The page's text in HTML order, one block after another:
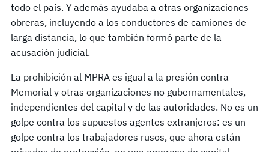
todo el país. Y además ayudaba a otras organizaciones
obreras, incluyendo a los conductores de camiones de
larga distancia, lo que también formó parte de la
acusación judicial.
La prohibición al MPRA es igual a la presión contra
Memorial y otras organizaciones no gubernamentales,
independientes del capital y de las autoridades. No es un
golpe contra los supuestos agentes extranjeros: es un
golpe contra los trabajadores rusos, que ahora están